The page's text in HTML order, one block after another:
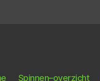
Spinnen–overzicht